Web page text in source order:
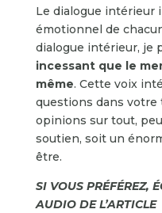
Le dialogue intérieur
émotionnel de
dialogue intérieur, je
incessant que le
même. Cette voix
questions dans
opinions sur tout,
soutien, soit un
être.
SI VOUS PRÉFÉREZ,
AUDIO DE L’ARTICLE